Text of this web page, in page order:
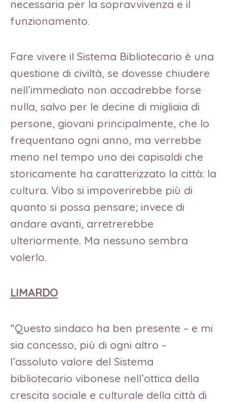
necessaria per la sopravvivenza e il
funzionamento.
Fare vivere il Sistema Bibliotecario è una
questione di civiltà, se dovesse chiudere
nell’immediato non accadrebbe forse
nulla, salvo per le decine di migliaia di
persone, giovani principalmente, che lo
frequentano ogni anno, ma verrebbe
meno nel tempo uno dei capisaldi che
storicamente ha caratterizzato la città: la
cultura. Vibo si impoverirebbe più di
quanto si possa pensare; invece di
andare avanti, arretrerebbe
ulteriormente. Ma nessuno sembra
volerlo.
LIMARDO
“Questo sindaco ha ben presente – e mi
sia concesso, più di ogni altro –
l’assoluto valore del Sistema
bibliotecario vibonese nell’ottica della
crescita sociale e culturale della città di